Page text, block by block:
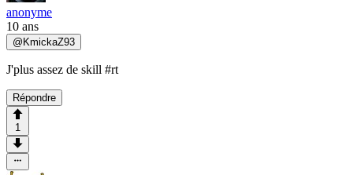
anonyme
10 ans
@ KmickaZ93
J'plus assez de skill #rt
Répondre
1